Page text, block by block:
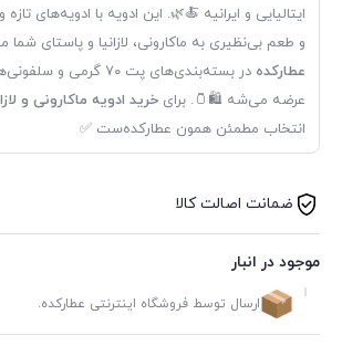
ایتالیایی و ایرانیه 🍝🌿. این ادویه با ادویه‌های
و طعم بی‌نظیری به ماکارونی، لازانیا و پاستای شما
عطارکده
عرضه می‌شه 🛍️🫙. برای
خرید ادویه ماکارونی و
انتخاب مطمئن همون عطارکده‌ست ✅
ضمانت اصالت کالا
موجود در انبار
ارسال توسط فروشگاه اینترنتی عطارکده.